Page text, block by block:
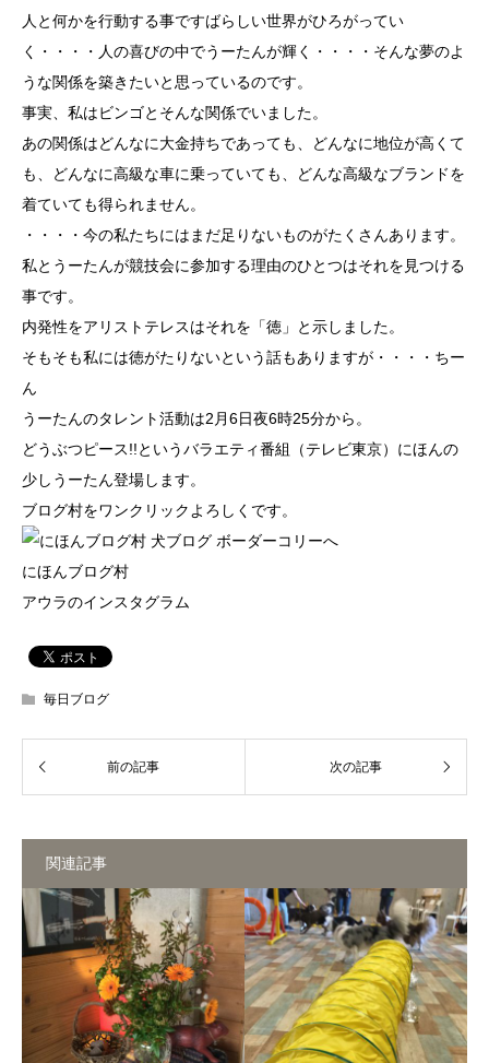
人と何かを行動する事ですばらしい世界がひろがってい
く・・・・人の喜びの中でうーたんが輝く・・・・そんな夢のよ
うな関係を築きたいと思っているのです。
事実、私はビンゴとそんな関係でいました。
あの関係はどんなに大金持ちであっても、どんなに地位が高くて
も、どんなに高級な車に乗っていても、どんな高級なブランドを
着ていても得られません。
・・・・今の私たちにはまだ足りないものがたくさんあります。
私とうーたんが競技会に参加する理由のひとつはそれを見つける
事です。
内発性をアリストテレスはそれを「徳」と示しました。
そもそも私には徳がたりないという話もありますが・・・・ちー
ん
うーたんのタレント活動は2月6日夜6時25分から。
どうぶつピース!!というバラエティ番組（テレビ東京）にほんの
少しうーたん登場します。
ブログ村をワンクリックよろしくです。
にほんブログ村
アウラのインスタグラム
毎日ブログ
関連記事